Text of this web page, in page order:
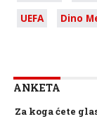
UEFA
Dino
ANKETA
Za koga ćete